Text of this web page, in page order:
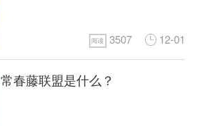
阅读 3507 12-01
常春藤联盟是什么？